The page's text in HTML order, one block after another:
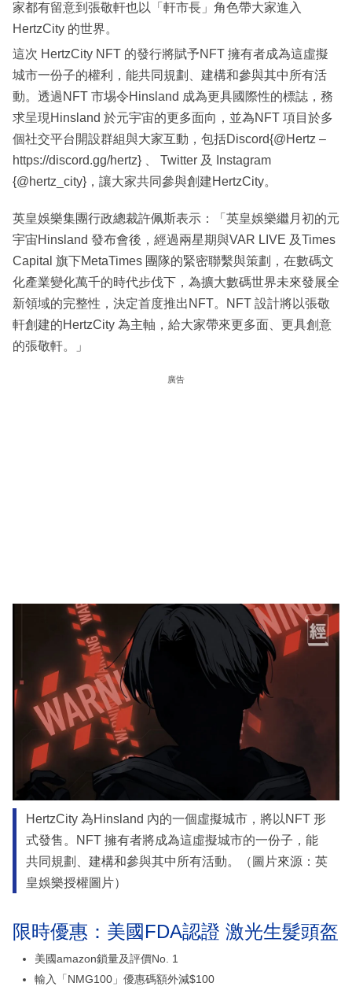
家都有留意到張敬軒也以「軒市長」角色帶大家進入
HertzCity 的世界。
這次 HertzCity NFT 的發行將賦予NFT 擁有者成為這虛擬
城市一份子的權利，能共同規劃、建構和參與其中所有活
動。透過NFT 市埸令Hinsland 成為更具國際性的標誌，務
求呈現Hinsland 於元宇宙的更多面向，並為NFT 項目於多
個社交平台開設群組與大家互動，包括Discord{@Hertz –
https://discord.gg/hertz} 、 Twitter 及 Instagram
{@hertz_city}，讓大家共同參與創建HertzCity。
英皇娛樂集團行政總裁許佩斯表示：「英皇娛樂繼月初的元
宇宙Hinsland 發布會後，經過兩星期與VAR LIVE 及Times
Capital 旗下MetaTimes 團隊的緊密聯繫與策劃，在數碼文
化產業變化萬千的時代步伐下，為擴大數碼世界未來發展全
新領域的完整性，決定首度推出NFT。NFT 設計將以張敬
軒創建的HertzCity 為主軸，給大家帶來更多面、更具創意
的張敬軒。」
廣告
HertzCity 為Hinsland 內的一個虛擬城市，將以NFT 形
式發售。NFT 擁有者將成為這虛擬城市的一份子，能
共同規劃、建構和參與其中所有活動。（圖片來源：英
皇娛樂授權圖片）
限時優惠：美國FDA認證 激光生髮頭盔
美國amazon鎖量及評價No. 1
輸入「NMG100」優惠碼額外減$100